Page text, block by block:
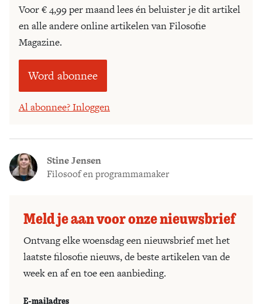
Voor € 4,99 per maand lees én beluister je dit artikel
en alle andere online artikelen van Filosofie
Magazine.
Word abonnee
Al abonnee? Inloggen
Stine Jensen
Filosoof en programmamaker
Meld je aan voor onze nieuwsbrief
Ontvang elke woensdag een nieuwsbrief met het
laatste filosofie nieuws, de beste artikelen van de
week en af en toe een aanbieding.
E-mailadres